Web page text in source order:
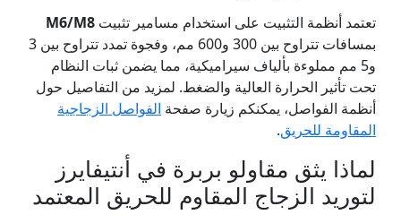
تعتمد أنظمة التثبيت على استخدام مسامير تثبيت M6/M8
بمسافات تتراوح بين 300 و600 مم، وفجوة تمدد تتراوح بين 3
و5 مم مملوءة بألياف سيراميكية، مما يضمن ثبات النظام
تحت تأثير الحرارة العالية والضغط. لمزيد من التفاصيل حول
أنظمة الفواصل، يمكنكم زيارة صفحة الفواصل الزجاجية
المقاومة للحريق.
لماذا يثق مقاولو بربرة في أنتيفايرز
لتوريد الزجاج المقاوم للحريق المعتمد